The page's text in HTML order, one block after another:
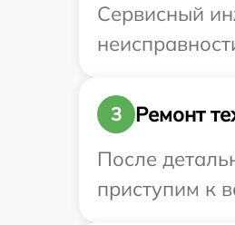
Сервисный
3
Ремонт
После
приступим к